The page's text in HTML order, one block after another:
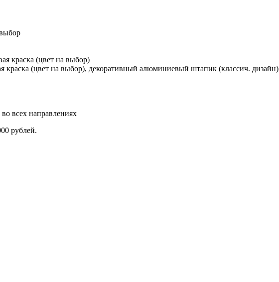
краска (цвет на выбор)
краска (цвет на выбор), декоративный алюминиевый штапик (классич. дизайн)
всех направлениях
рублей.